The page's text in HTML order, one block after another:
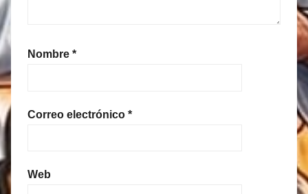
Nombre *
Correo electrónico *
Web